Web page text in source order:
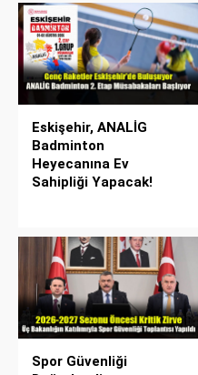
Eskişehir, ANALİG
Badminton
Heyecanına Ev
Sahipliği Yapacak!
Spor Güvenliği